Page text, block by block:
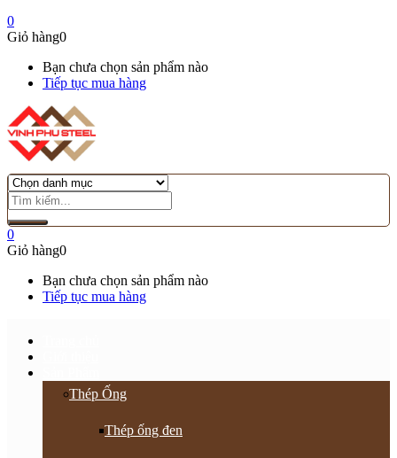
0
Giỏ hàng0
Bạn chưa chọn sản phẩm nào
Tiếp tục mua hàng
0
Giỏ hàng0
Bạn chưa chọn sản phẩm nào
Tiếp tục mua hàng
Thép Ống
Thép ống đen